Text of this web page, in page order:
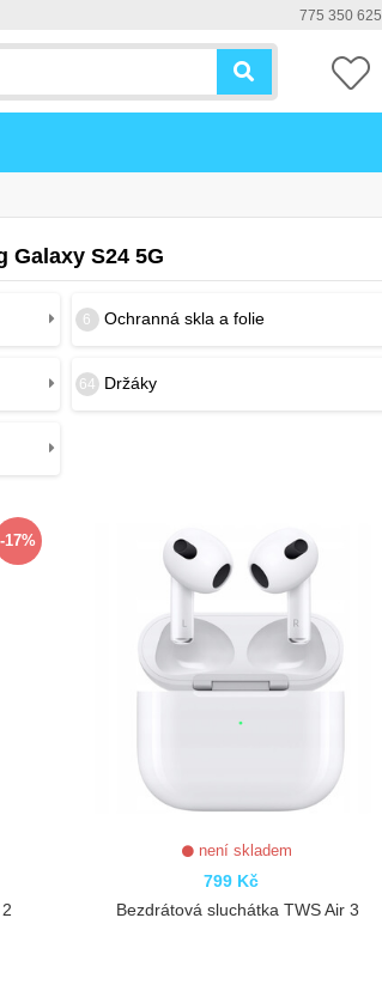
775 350 625
Galaxy S24 5G
6 Ochranná skla a folie
64 Držáky
-17%
není skladem
799 Kč
Bezdrátová sluchátka TWS Air 3